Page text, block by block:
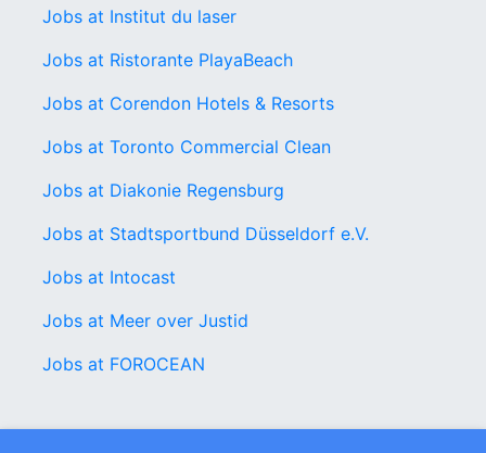
Jobs at Institut du laser
Jobs at Ristorante PlayaBeach
Jobs at Corendon Hotels & Resorts
Jobs at Toronto Commercial Clean
Jobs at Diakonie Regensburg
Jobs at Stadtsportbund Düsseldorf e.V.
Jobs at Intocast
Jobs at Meer over Justid
Jobs at FOROCEAN